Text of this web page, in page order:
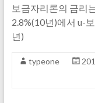
보금자리론의 금리
2.8%(10년)에서 u-
년)
typeone